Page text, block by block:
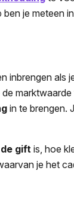
je meteen
inbrengen als
in te brengen.
de giftis, hoe
je het